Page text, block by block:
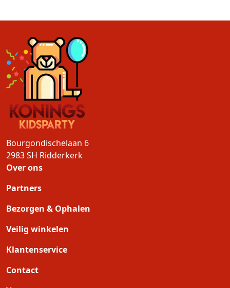
Bourgondischelaan 6
2983 SH Ridderkerk
Over ons
Partners
Bezorgen & Ophalen
Veilig winkelen
Klantenservice
Contact